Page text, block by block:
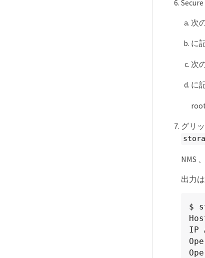
次
に
次
に
グリ
NMS
出力
$
IP